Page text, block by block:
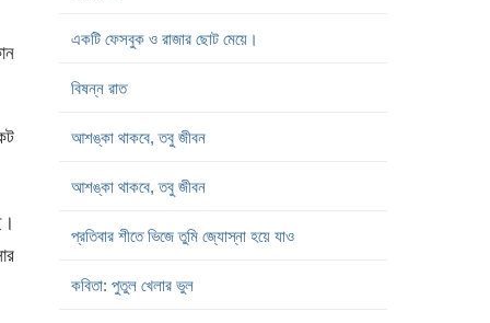
একটি ফেসবুক ও রাজার ছোট মেয়ে।
বিষন্ন রাত
আশঙ্কা থাকবে, তবু জীবন
আশঙ্কা থাকবে, তবু জীবন
প্রতিবার শীতে ভিজে তুমি জ্যোস্না হয়ে যাও
কবিতা: পুতুল খেলার ভুল